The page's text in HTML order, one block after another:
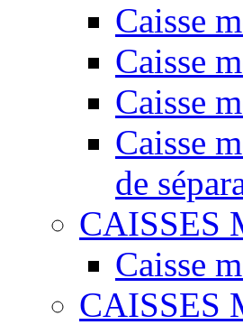
Caisse
Caisse
Caisse
Caisse
de
CAISSES
Caisse
CAISSES